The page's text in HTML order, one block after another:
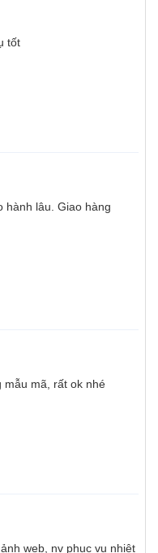
tốt
hành lâu. Giao hàng
mẫu mã, rất ok nhé
web, nv phục vụ nhiệt